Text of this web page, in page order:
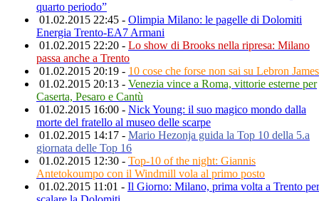
quarto periodo”
01.02.2015 22:45 - Olimpia Milano: le pagelle di Dolomiti
Energia Trento-EA7 Armani
01.02.2015 22:20 - Lo show di Brooks nella ripresa: Milano
passa anche a Trento
01.02.2015 20:19 - 10 cose che forse non sai su Lebron James
01.02.2015 20:13 - Venezia vince a Roma, vittorie esterne per
Caserta, Pesaro e Cantù
01.02.2015 16:00 - Nick Young: il suo magico mondo dalla
morte del fratello al museo delle scarpe
01.02.2015 14:17 - Mario Hezonja guida la Top 10 della 5.a
giornata delle Top 16
01.02.2015 12:30 - Top-10 of the night: Giannis
Antetokoumpo con il Windmill vola al primo posto
01.02.2015 11:01 - Il Giorno: Milano, prima volta a Trento per